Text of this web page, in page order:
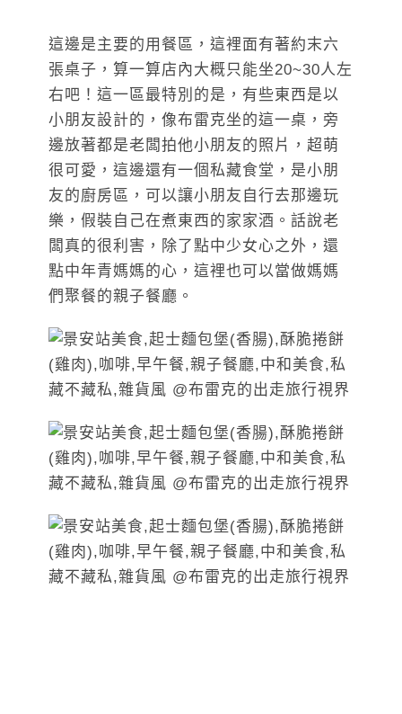
這邊是主要的用餐區，這裡面有著約末六
張桌子，算一算店內大概只能坐20~30人左
右吧！這一區最特別的是，有些東西是以
小朋友設計的，像布雷克坐的這一桌，旁
邊放著都是老闆拍他小朋友的照片，超萌
很可愛，這邊還有一個私藏食堂，是小朋
友的廚房區，可以讓小朋友自行去那邊玩
樂，假裝自己在煮東西的家家酒。話說老
闆真的很利害，除了點中少女心之外，還
點中年青媽媽的心，這裡也可以當做媽媽
們聚餐的親子餐廳。